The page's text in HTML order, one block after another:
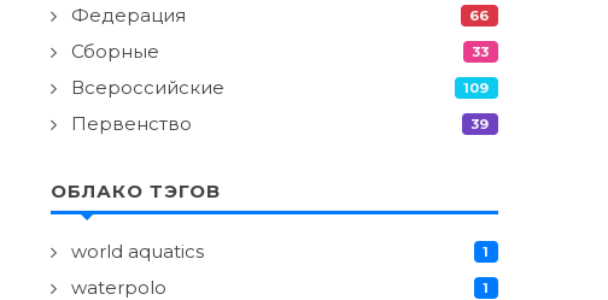
Федерация 66
Сборные 33
Всероссийские 109
Первенство 39
ОБЛАКО ТЭГОВ
world aquatics 1
waterpolo 1